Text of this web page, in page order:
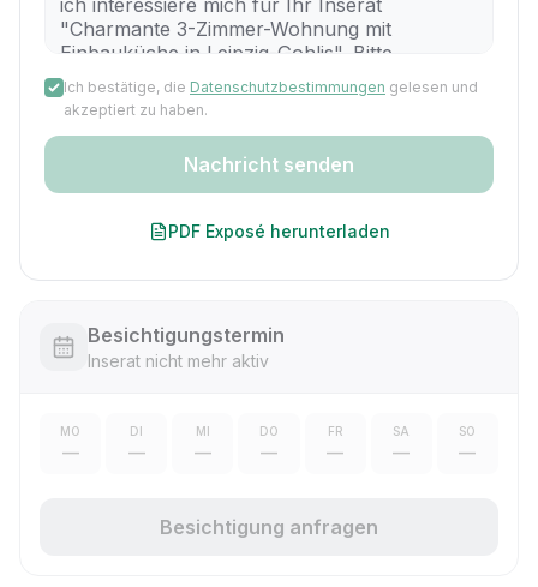
Ich bestätige, die Datenschutzbestimmungen gelesen und
akzeptiert zu haben.
Nachricht senden
PDF Exposé herunterladen
Besichtigungstermin
Inserat nicht mehr aktiv
MO
—
DI
—
MI
—
DO
—
FR
—
SA
—
SO
—
Besichtigung anfragen